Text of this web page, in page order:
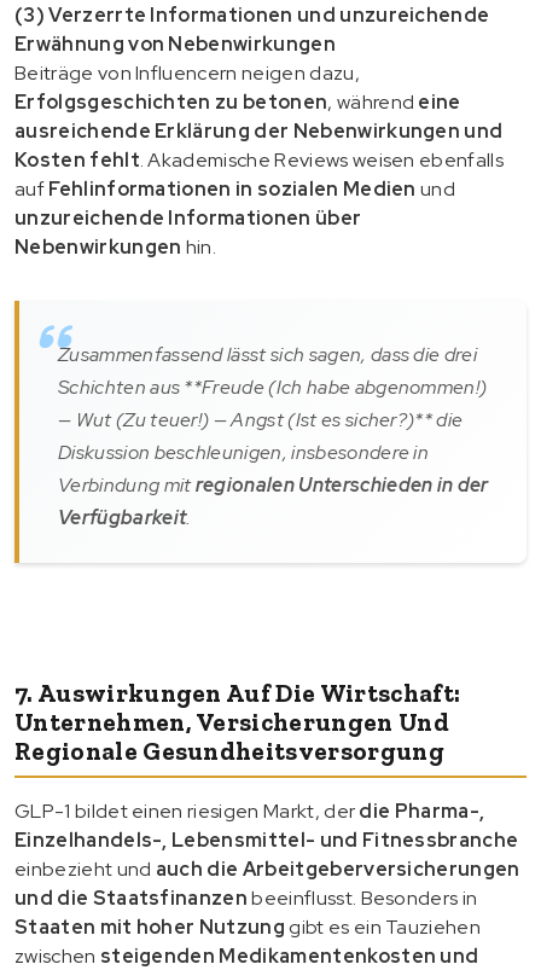
(3) Verzerrte Informationen und unzureichende
Erwähnung von Nebenwirkungen
Beiträge von Influencern neigen dazu,
Erfolgsgeschichten zu betonen, während eine
ausreichende Erklärung der Nebenwirkungen und
Kosten fehlt. Akademische Reviews weisen ebenfalls
aufFehlinformationen in sozialen Medien und
unzureichende Informationen über
Nebenwirkungen hin.
Zusammenfassend lässt sich sagen, dass die drei
Schichten aus **Freude (Ich habe abgenommen!)
— Wut (Zu teuer!) — Angst (Ist es sicher?)** die
Diskussion beschleunigen, insbesondere in
Verbindung mitregionalen Unterschieden in der
Verfügbarkeit.
7. Auswirkungen Auf Die Wirtschaft:
Unternehmen, Versicherungen Und
Regionale Gesundheitsversorgung
GLP-1 bildet einen riesigen Markt, derdie Pharma-,
Einzelhandels-, Lebensmittel- und Fitnessbranche
einbezieht und auch die Arbeitgeberversicherungen
und die Staatsfinanzenbeeinflusst. Besonders in
Staaten mit hoher Nutzung gibt es ein Tauziehen
zwischen steigenden Medikamentenkosten und